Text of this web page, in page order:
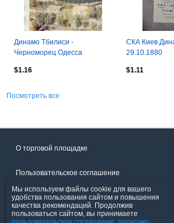
Динамо Тбилиси -
Черноморец Одесса
$1.16
СКА Киев
29.10.1880
$1.11
Посмотреть все
О торговой площадке
Пользовательское соглашение
Политика конфиденциальности
Мы используем файлы cookie для вашего
удобства пользования сайтом и повышения
качества рекомендаций. Продолжив
пользоваться сайтом, вы принимаете